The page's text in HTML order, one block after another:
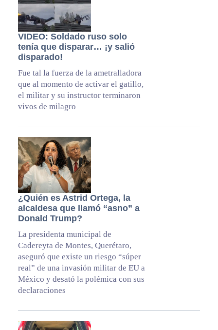
VIDEO: Soldado ruso solo
tenía que disparar… ¡y salió
disparado!
Fue tal la fuerza de la ametralladora
que al momento de activar el gatillo,
el militar y su instructor terminaron
vivos de milagro
¿Quién es Astrid Ortega, la
alcaldesa que llamó “asno” a
Donald Trump?
La presidenta municipal de
Cadereyta de Montes, Querétaro,
aseguró que existe un riesgo “súper
real” de una invasión militar de EU a
México y desató la polémica con sus
declaraciones